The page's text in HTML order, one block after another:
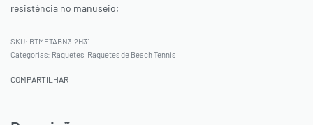
resistência no manuseio;
BTMETABN3.2H31
Categorias: Raquetes, Raquetes de Beach Tennis
COMPARTILHAR